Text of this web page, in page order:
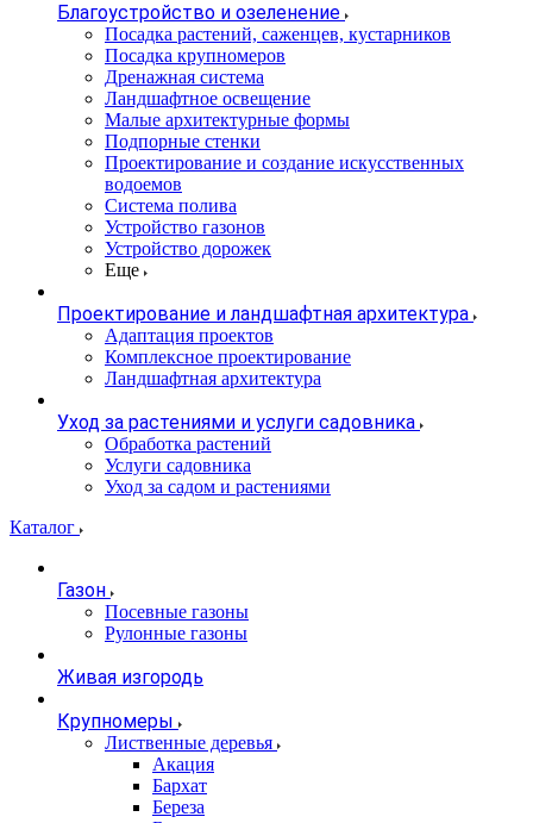
Благоустройство и озеленение
Посадка растений, саженцев, кустарников
Посадка крупномеров
Дренажная система
Ландшафтное освещение
Малые архитектурные формы
Подпорные стенки
Проектирование и создание искусственных
водоемов
Система полива
Устройство газонов
Устройство дорожек
Еще
Проектирование и ландшафтная архитектура
Адаптация проектов
Комплексное проектирование
Ландшафтная архитектура
Уход за растениями и услуги садовника
Обработка растений
Услуги садовника
Уход за садом и растениями
Каталог
Газон
Посевные газоны
Рулонные газоны
Живая изгородь
Крупномеры
Лиственные деревья
Акация
Бархат
Береза